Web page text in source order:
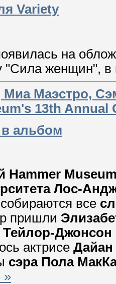
Variety
на
"Сила женщин", в
Миа Маэстро,
13th Annual
альбом
Hammer
Лос-
все
пришли
Джонсон
актрисе Дайан
сэра Пола
»